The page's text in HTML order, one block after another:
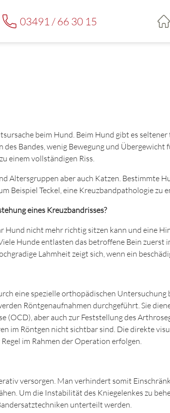
03491 / 66 30 15
beim Hund. Beim Hund gibt es
des Bandes, wenig Bewegung und
einem vollständigen Riss.
Altersgruppen aber auch Katzen. Bestimmte
Beispiel Teckel, eine Kreuzbandpathologie zu
eines Kreuzbandrisses?
Hund nicht mehr richtig sitzen kann und eine
Hunde entlasten das betroffene Bein
Lahmheit zeigt sich, wenn ein
eine spezielle orthopädischen
Röntgenaufnahmen durchgeführt. Sie
(OCD), aber auch zur Feststellung des
im Röntgen nicht sichtbar sind. Die direkte
im Rahmen der Operation erfolgen.
versorgen. Man verhindert somit
Um die Instabilität des Kniegelenkes zu
unterteilt werden.